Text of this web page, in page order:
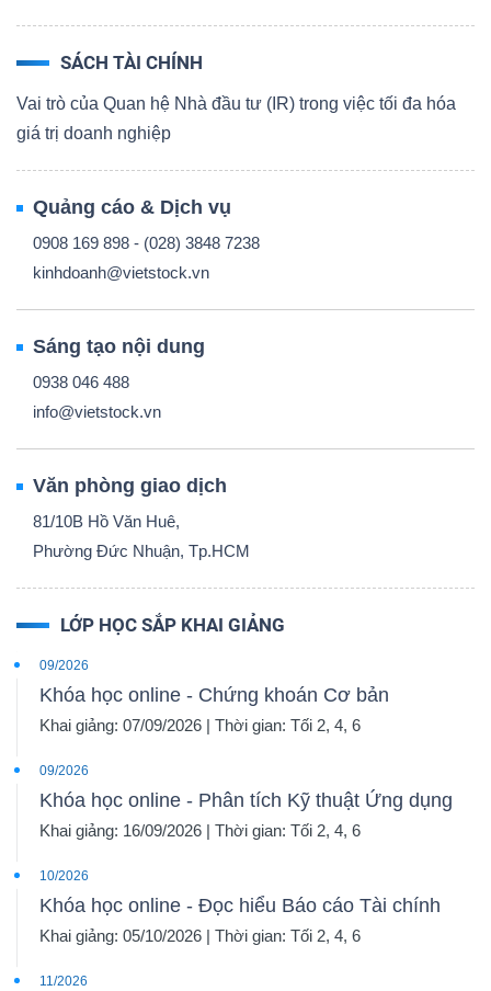
SÁCH TÀI CHÍNH
Vai trò của Quan hệ Nhà đầu tư (IR) trong việc tối đa hóa
giá trị doanh nghiệp
Quảng cáo & Dịch vụ
0908 169 898 - (028) 3848 7238
kinhdoanh@vietstock.vn
Sáng tạo nội dung
0938 046 488
info@vietstock.vn
Văn phòng giao dịch
81/10B Hồ Văn Huê,
Phường Đức Nhuận, Tp.HCM
LỚP HỌC SẮP KHAI GIẢNG
09/2026
Khóa học online - Chứng khoán Cơ bản
Khai giảng: 07/09/2026 | Thời gian: Tối 2, 4, 6
09/2026
Khóa học online - Phân tích Kỹ thuật Ứng dụng
Khai giảng: 16/09/2026 | Thời gian: Tối 2, 4, 6
10/2026
Khóa học online - Đọc hiểu Báo cáo Tài chính
Khai giảng: 05/10/2026 | Thời gian: Tối 2, 4, 6
11/2026